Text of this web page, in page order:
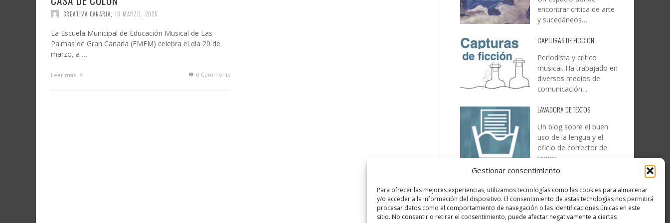
Gestionar consentimiento
Para ofrecer las mejores experiencias, utilizamos tecnologías como las cookies para almacenar
y/o acceder a la información del dispositivo. El consentimiento de estas tecnologías nos permitirá
procesar datos como el comportamiento de navegación o las identificaciones únicas en este
sitio. No consentir o retirar el consentimiento, puede afectar negativamente a ciertas
CREATIVA CANARIA 18 MARZO, 2025
La Escuela Municipal de Educación Musical de Las
Palmas de Gran Canaria (EMEM) celebra el día 20 de
marzo, a …
Leer más 0 Comments
encontrar crítica de arte
y sucedáneos…
CAPTURAS DE FICCIÓN
Periodista y crítico
musical. Ha trabajado en
diversos medios de
comunicación,...
LAVADORA DE TEXTOS
Un blog sobre el buen
uso de la lengua y el
oficio de corrector de
textos…
…la realidad, es que cada
día es más complicado
realizar esos temas…